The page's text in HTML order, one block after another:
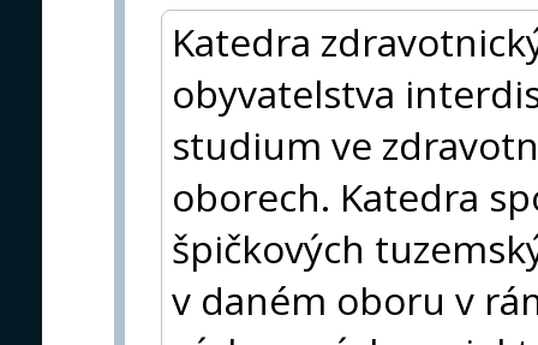
Katedra
obyvatelstva
studium ve
oborech. Katedra
špičkových
v daném oboru v